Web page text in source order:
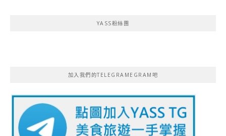
YASS粉絲團
加入我們的TELEGRAMEGRAM吧